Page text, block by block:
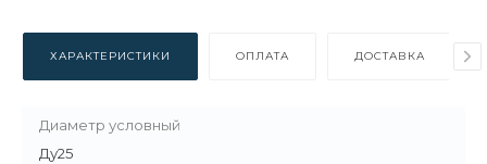
ХАРАКТЕРИСТИКИ ОПЛАТА ДОСТАВКА
Диаметр условный
Ду25